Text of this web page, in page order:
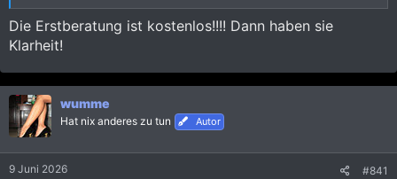
Die Erstberatung ist kostenlos!!!! Dann haben sie
Klarheit!
wumme
Hat nix anderes zu tun Autor
9 Juni 2026 #841